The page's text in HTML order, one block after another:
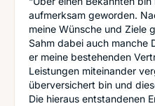
aufmerksam geworden.
meine Wünsche und Ziele
Sahm dabei auch manche
er meine bestehenden
Leistungen miteinander
überversichert bin und
Die hieraus entstandenen